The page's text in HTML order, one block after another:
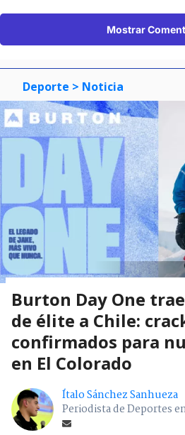
Mostrar
Deporte > Noticia
Burton Day One
de élite a Chile:
confirmados para
en El Colorado
Ítalo Sánchez Sanhueza
Periodista de Deportes